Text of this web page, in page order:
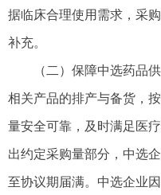
据临床合理使用需求，采
补充。
（二）保障中选药品
相关产品的排产与备货，
量安全可靠，及时满足医
出约定采购量部分，中选
至协议期届满。中选企业